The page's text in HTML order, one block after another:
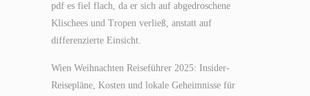
pdf es fiel flach, da er sich auf abgedroschene
Klischees und Tropen verließ, anstatt auf
differenzierte Einsicht.
Wien Weihnachten Reiseführer 2025: Insider-
Reisepläne, Kosten und lokale Geheimnisse für